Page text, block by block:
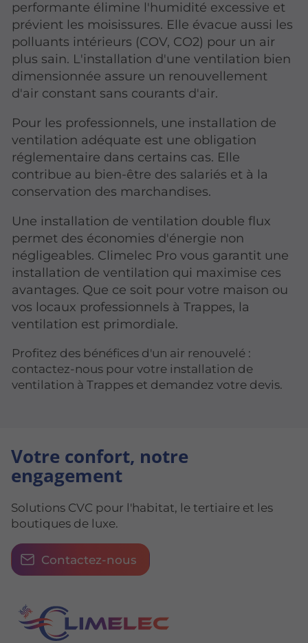
performante élimine l'humidité excessive et
prévient les moisissures. Elle évacue aussi les
polluants intérieurs (COV, CO2) pour un air
plus sain. L'installation d'une ventilation bien
dimensionnée assure un renouvellement
d'air constant sans courants d'air.
Pour les professionnels, une installation de
ventilation adéquate est une obligation
réglementaire dans certains cas. Elle
contribue au bien-être des salariés et à la
conservation des marchandises.
Une installation de ventilation double flux
permet des économies d'énergie non
négligeables. Climelec Pro vous garantit une
installation de ventilation qui maximise ces
avantages. Que ce soit pour votre maison ou
vos locaux professionnels à Trappes, la
ventilation est primordiale.
Profitez des bénéfices d'un air renouvelé :
contactez-nous pour votre installation de
ventilation à Trappes et demandez votre devis.
Votre confort, notre
engagement
Solutions CVC pour l'habitat, le tertiaire et les
boutiques de luxe.
Contactez-nous